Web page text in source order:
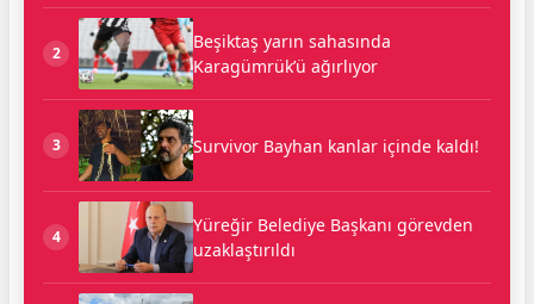
2
Beşiktaş yarın sahasında
Karagümrük’ü ağırlıyor
3 Survivor Bayhan kanlar içinde kaldı!
4
Yüreğir Belediye Başkanı görevden
uzaklaştırıldı